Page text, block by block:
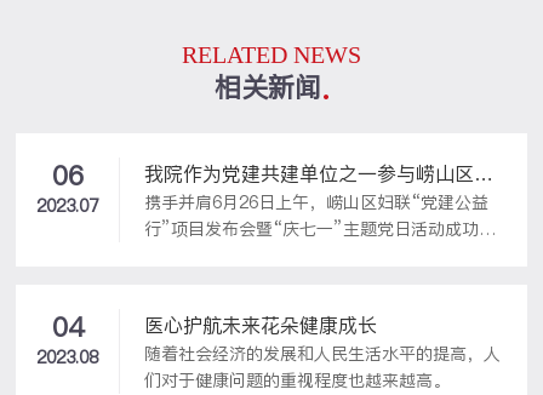
RELATED NEWS
相关新闻
06
2023.07
我院作为党建共建单位之一参与崂山区妇
联举办的“党建公益行”项目发布会暨“庆
七一”主题党日活动
携手并肩6月26日上午，崂山区妇联“党建公益
行”项目发布会暨“庆七一”主题党日活动成功举
的形式，领办群众“微心愿”，为辖区妇儿提供
暖心服务。
04
2023.08
医心护航未来花朵健康成长
随着社会经济的发展和人民生活水平的提高，人
们对于健康问题的重视程度也越来越高。